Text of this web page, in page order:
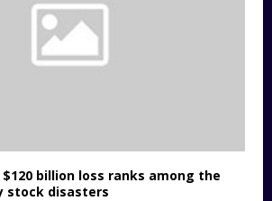
$120 billion loss ranks among the
stock disasters